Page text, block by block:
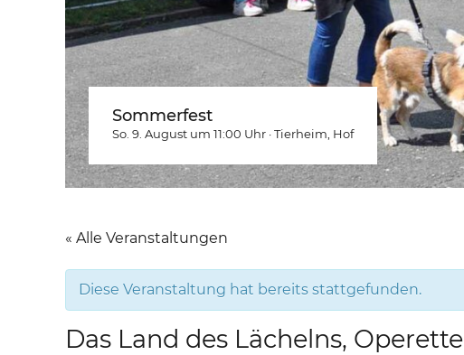
Sommerfest
So. 9. August um 11:00 Uhr ·Tierheim , Hof
« Alle Veranstaltungen
Diese Veranstaltung hat bereits stattgefunden.
Das Land des Lächelns, Operette